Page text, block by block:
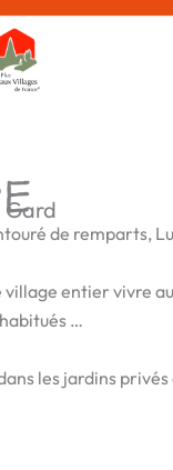
Gard
de remparts,
entier vivre
…
les jardins